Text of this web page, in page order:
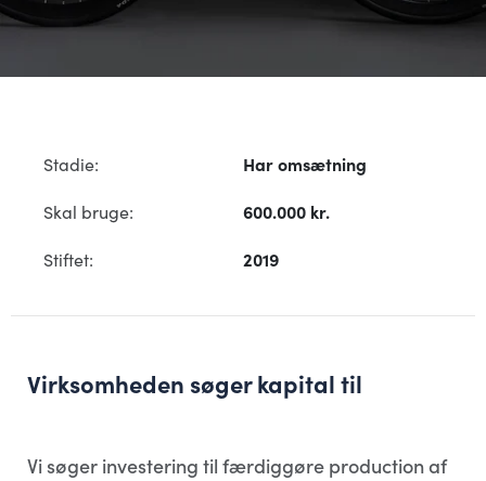
Stadie:
Har omsætning
Skal bruge:
600.000 kr.
Stiftet:
2019
Virksomheden søger kapital til
Vi søger investering til færdiggøre production af